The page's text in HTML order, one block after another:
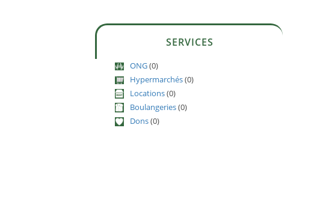
SERVICES
ONG(0)
Hypermarchés(0)
Locations(0)
Boulangeries(0)
Dons(0)